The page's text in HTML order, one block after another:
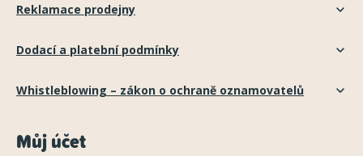
Reklamace prodejny
Dodací a platební podmínky
Whistleblowing – zákon o ochraně oznamovatelů
Můj účet